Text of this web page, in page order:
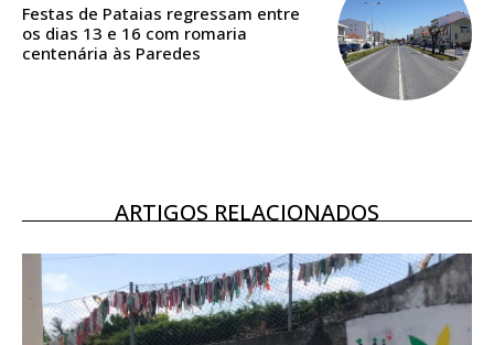
Festas de Pataias regressam entre
os dias 13 e 16 com romaria
centenária às Paredes
ARTIGOS RELACIONADOS